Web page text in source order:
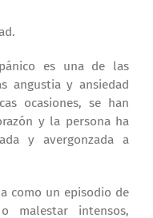
es una de las
angustia y ansiedad
ocasiones, se han
y la persona ha
y avergonzada a
como un episodio de
malestar intensos,